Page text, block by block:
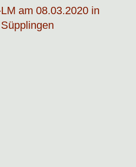
am 08.03.2020 in
Süpplingen